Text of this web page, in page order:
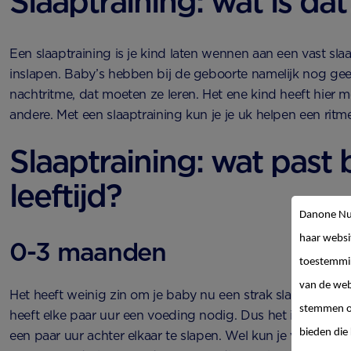
Een slaaptraining is je kind laten wennen aan een vast
inslapen. Baby’s hebben bij de geboorte namelijk nog
nachtritme, dat moeten ze leren. Het ene kind heeft hier
andere. Met een slaaptraining kun je je uk helpen een
Slaaptraining: wat past
leeftijd?
0-3 maanden
Het heeft weinig zin om je baby nu een strak slaapschema
heeft elke paar uur een voeding nodig. Dus het is
een paar uur achter elkaar te slapen. Wel kun je vanaf 6
Danone
haar
van de
stemmen
bieden die